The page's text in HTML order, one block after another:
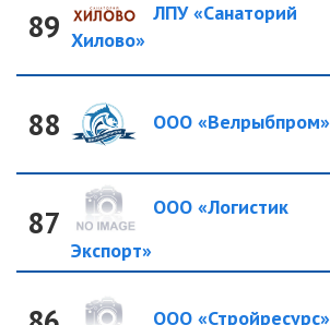
89
ЛПУ «Санаторий
Хилово»
88 ООО «Велрыбпром»
87
ООО «Логистик
Экспорт»
ООО «Стройресурс»